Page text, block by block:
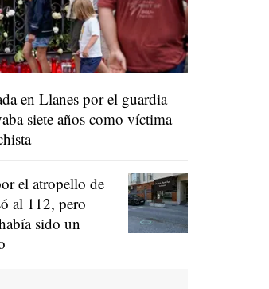
en Llanes por el guardia
siete años como víctima
el atropello de
al 112, pero
sido un